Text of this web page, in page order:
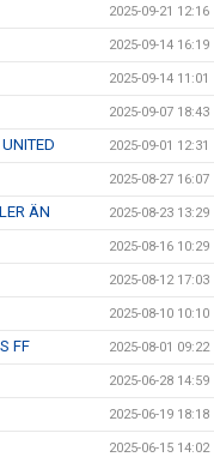
2025-09-21 12:16
2025-09-14 16:19
2025-09-14 11:01
2025-09-07 18:43
2025-09-01 12:31
2025-08-27 16:07
ÄN 2025-08-23 13:29
2025-08-16 10:29
2025-08-12 17:03
2025-08-10 10:10
FF 2025-08-01 09:22
2025-06-28 14:59
2025-06-19 18:18
2025-06-15 14:02